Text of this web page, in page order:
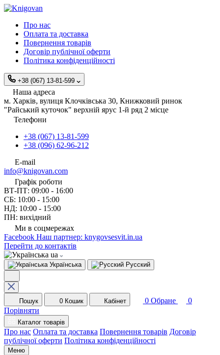
Про нас
Оплата та доставка
Повернення товарів
Договір публічної оферти
Політика конфіденційності
+38 (067) 13-81-599
Наша адреса
м. Харків, вулиця Клочківська 30, Книжковий ринок
"Райський куточок" верхній ярус 1-й ряд 2 місце
Телефони
+38 (067) 13-81-599
+38 (096) 62-96-212
E-mail
info@knigovan.com
Графік роботи
ВТ-ПТ: 09:00 - 16:00
СБ: 10:00 - 15:00
НД: 10:00 - 15:00
ПН: вихідний
Ми в соцмережах
Facebook Наш партнер: knygovsesvit.in.ua
Перейти до контактів
ua
Українська Русский
Пошук 0 Кошик Кабінет 0 Обране
0
Порівняти
Каталог товарів
Про нас Оплата та доставка Повернення товарів Договір
публічної оферти Політика конфіденційності
Меню